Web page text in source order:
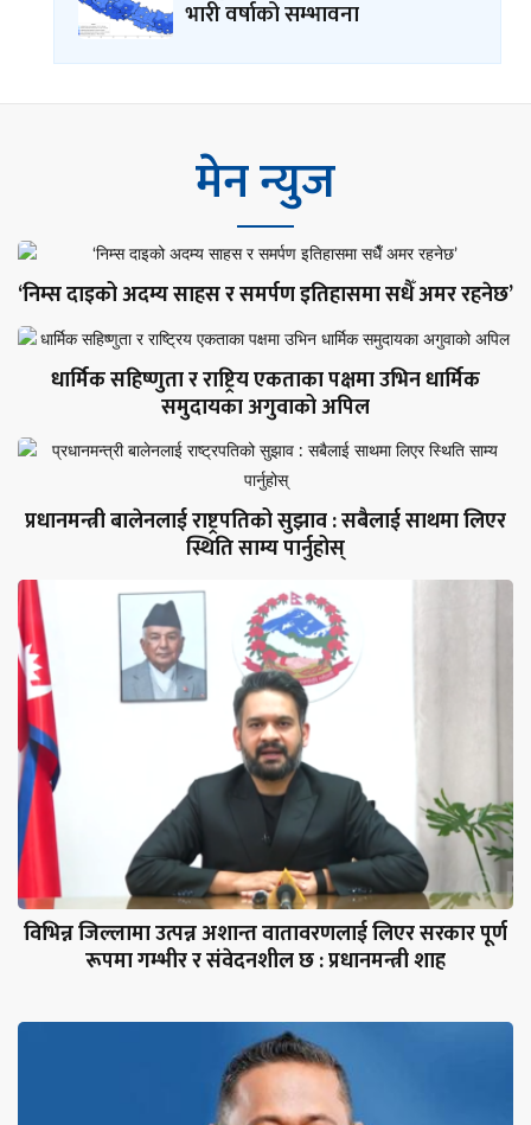
भारी वर्षाको सम्भावना
मेन न्युज
‘निम्स दाइको अदम्य साहस र समर्पण इतिहासमा सधैँ अमर रहनेछ’
धार्मिक सहिष्णुता र राष्ट्रिय एकताका पक्षमा उभिन धार्मिक
समुदायका अगुवाको अपिल
प्रधानमन्त्री बालेनलाई राष्ट्रपतिको सुझाव : सबैलाई साथमा लिएर
स्थिति साम्य पार्नुहोस्
विभिन्न जिल्लामा उत्पन्न अशान्त वातावरणलाई लिएर सरकार पूर्ण
रूपमा गम्भीर र संवेदनशील छ : प्रधानमन्त्री शाह